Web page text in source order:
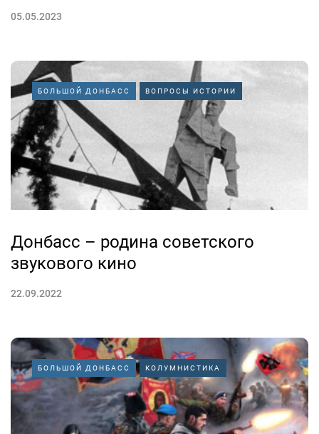
05.05.2023
БОЛЬШОЙ ДОНБАСС ВОПРОСЫ ИСТОРИИ
Донбасс – родина советского
звукового кино
22.09.2022
БОЛЬШОЙ ДОНБАСС КОЛУМНИСТИКА